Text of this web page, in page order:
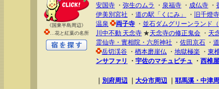
《国東半島周辺》
…花と紅葉の名所
安国寺 ・ 弥生のムラ ・ 泉福寺 ・ 成仏寺 ・
伊美別宮社 ・ 道の駅「くにみ」 ・
旧千燈
温泉
両子寺 ・ 並石ダムグリーンランド
川中不動 天念寺 ★天念寺の修正鬼会 ・ 天
霊仙寺・實相院・六所神社 ・ 佐田京石 ・
岳切渓谷 ・ 楢本磨崖仏 ・ 地獄極楽 ・ 東
ンサファリ
・ 宇佐のマチュピチュ ・ 西椎
別府周辺 大分市周辺 耶馬溪・中津